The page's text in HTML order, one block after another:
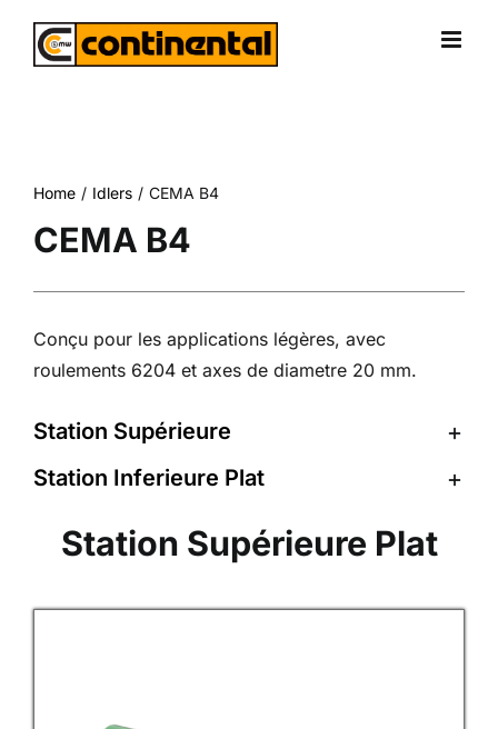
Home Idlers CEMA B4
CEMA B4
Conçu pour les applications légères, avec
roulements 6204 et axes de diametre 20 mm.
Station Supérieure
Station Inferieure Plat
Station Supérieure Plat